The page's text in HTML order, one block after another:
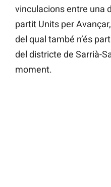
vinculacions entre una
partit Units per
del qual també n’és
del districte de Sarrià-
moment.